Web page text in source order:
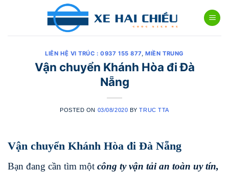
LIÊN HỆ VI TRÚC : 0937 155 877,MIỀN TRUNG
Vận chuyển Khánh Hòa đi Đà
Nẵng
POSTED ON 03/08/2020 BYTRUC TTA
Vận chuyển Khánh Hòa đi Đà Nẵng
Bạn đang cần tìm một công ty vận tải an toàn uy tín,